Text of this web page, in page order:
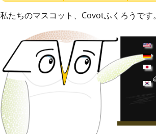
私たちのマスコット、Covotふくろうです。